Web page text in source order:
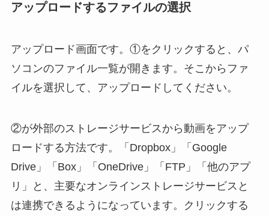
アップロードするファイルの選択
アップロード画面です。①をクリックすると、パ
ソコンのファイル一覧が開きます。そこからファ
イルを選択して、アップロードしてください。
②が外部のストレージサービスから動画をアップ
ロードする方法です。「Dropbox」「Google
Drive」「Box」「OneDrive」「FTP」「他のアプ
リ」と、主要なオンラインストレージサービスと
は連携できるようになっています。クリックする